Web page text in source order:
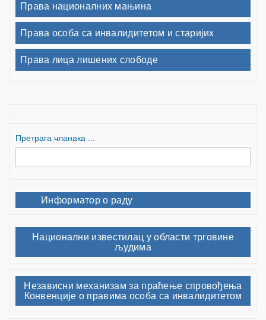
Права националних мањина
Права особа са инвалидитетом и старијих
Права лица лишених слободе
Претрага чланака ...
Информатор о раду
Национални известилац у области трговине
људима
Независни механизам за праћење спровођења
Конвенције о правима особа са инвалидитетом